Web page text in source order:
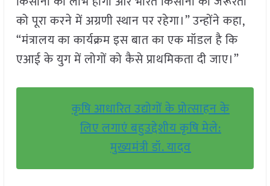
को पूरा करने में अग्रणी स्थान पर रहेगा।” उन्होंने कहा,
“मंत्रालय का कार्यक्रम इस बात का एक मॉडल है कि
एआई के युग में लोगों को कैसे प्राथमिकता दी जाए।”
कृषि आधारित उद्योगों के प्रोत्साहन के
लिए लगाएं बहुउद्देशीय कृषि मेले:
मुख्यमंत्री डॉ. यादव